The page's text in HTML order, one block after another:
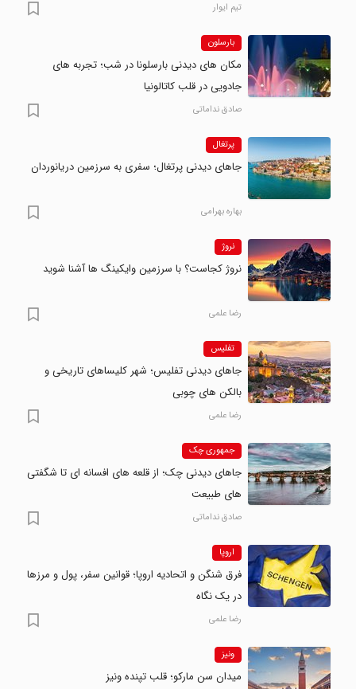
تیم ایوار
بارسلون
مکان های دیدنی بارسلونا در شب؛ تجربه های
جادویی در قلب کاتالونیا
صادق نداماتی
پرتغال
جاهای دیدنی پرتغال؛ سفری به سرزمین دریانوردان
بهاره بهرامی
نروژ
نروژ کجاست؟ با سرزمین وایکینگ ها آشنا شوید
رضا علمی
تفلیس
جاهای دیدنی تفلیس؛ شهر کلیساهای تاریخی و
بالکن های چوبی
رضا علمی
جمهوری چک
جاهای دیدنی چک؛ از قلعه های افسانه ای تا شگفتی
های طبیعت
صادق نداماتی
اروپا
فرق شنگن و اتحادیه اروپا؛ قوانین سفر، پول و مرزها
در یک نگاه
رضا علمی
ونیز
میدان سن مارکو؛ قلب تپنده ونیز